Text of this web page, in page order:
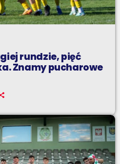
rundzie, pięć
Znamy pucharowe